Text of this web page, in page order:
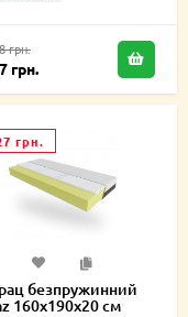
грн.
грн.
грн.
безпружинний
160х190х20 см